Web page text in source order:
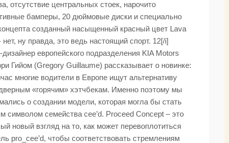
отсутствие центральных стоек, нарочито
бамперы, 20 дюймовые диски и специально
созданный насыщенный красный цвет Lava
нет, ну правда, это ведь настоящий спорт. 12[/i]
европейского подразделения KIA Motors
Гийом (Gregory Guillaume) рассказывает о новинке:
многие водители в Европе ищут альтернативу
«горячим» хэтчбекам. Именно поэтому мы
о создании модели, которая могла бы стать
символом семейства cee’d. Proceed Concept – это
новый взгляд на то, как может перевоплотиться
pro_cee’d, чтобы соответствовать стремлениям